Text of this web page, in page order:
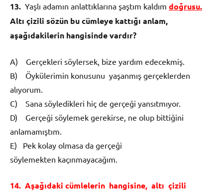
13. Yaşlı adamın anlattıklarına şaştım kaldım doğ­rusu.
Altı çizili sözün bu cümleye kattığı anlam,
aşağıdakilerin hangisinde vardır?
A) Gerçekleri söylersek, bize yardım edecekmiş.
B) Öykülerimin konusunu yaşanmış gerçekler­den
alıyorum.
C) Sana söyledikleri hiç de gerçeği yansıtmıyor.
D) Gerçeği söylemek gerekirse, ne olup bittiğini
anlamamıştım.
E) Pek kolay olmasa da gerçeği
söylemekten kaçınmayacağım.
14. Aşağıdaki cümlelerin hangisine, altı çizili